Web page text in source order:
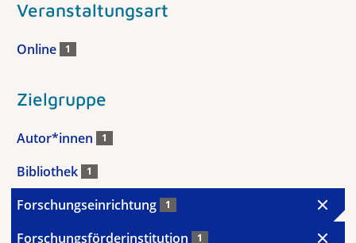
Veranstaltungsart
Online 1
Zielgruppe
Autor*innen 1
Bibliothek 1
Forschungseinrichtung 1
Forschungsförderinstitution 1